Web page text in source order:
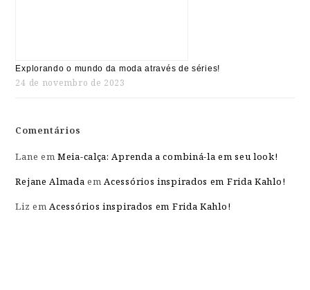
Explorando o mundo da moda através de séries!
24 de novembro de 2023
Comentários
Lane emMeia-calça: Aprenda a combiná-la em seu look!
Rejane Almada emAcessórios inspirados em Frida Kahlo!
Liz emAcessórios inspirados em Frida Kahlo!